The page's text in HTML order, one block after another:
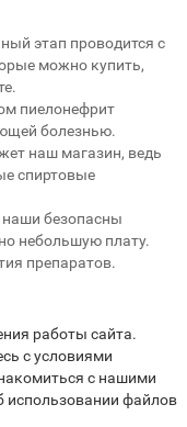
этап проводится с
можно купить,
пиелонефрит
болезнью.
наш магазин, ведь
спиртовые
наши безопасны
небольшую плату.
препаратов.
работы сайта.
с условиями
с нашими
использовании файлов